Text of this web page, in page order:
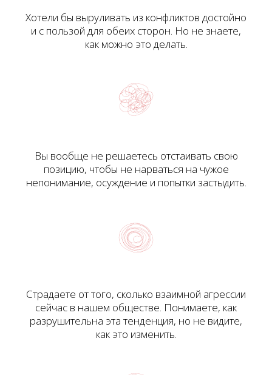
Хотели бы выруливать из конфликтов достойно
и с пользой для обеих сторон. Но не знаете,
как можно это делать.
Вы вообще не решаетесь отстаивать свою
позицию, чтобы не нарваться на чужое
непонимание, осуждение и попытки застыдить.
Страдаете от того, сколько взаимной агрессии
сейчас в нашем обществе. Понимаете, как
разрушительна эта тенденция, но не видите,
как это изменить.